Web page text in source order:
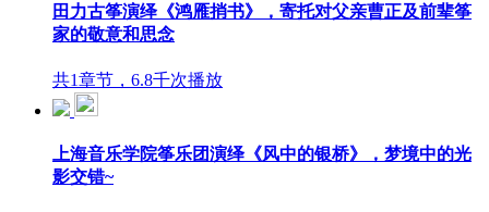
田力古筝演绎《鸿雁捎书》，寄托对父亲曹正及前辈筝
家的敬意和思念
共1章节，6.8千次播放
上海音乐学院筝乐团演绎《风中的银桥》，梦境中的光
影交错~